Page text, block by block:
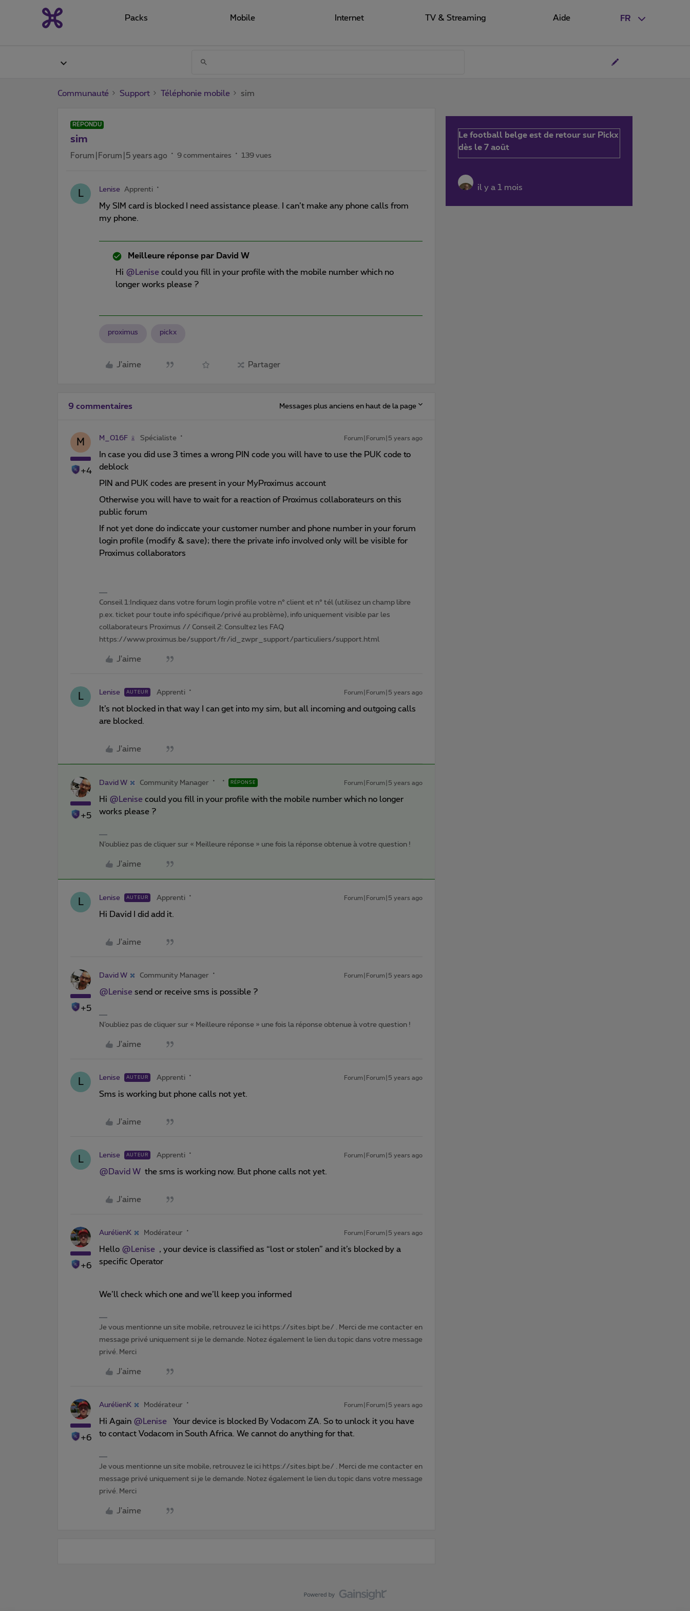
FR
Packs Mobile Internet TV & Streaming Aide
Communauté Support Téléphonie mobile sim
RÉPONDU
sim
Forum|Forum|5 years ago 9 commentaires 139 vues
L Lenise Apprenti
My SIM card is blocked I need assistance please. I can’t make any phone calls from
my phone.
Meilleure réponse par David W
Hi @Lenise could you fill in your profile with the mobile number which no
longer works please ?
proximus pickx
J'aime Partager
9 commentaires Messages plus anciens en haut de la page
M
+4
M_016F Spécialiste Forum|Forum|5 years ago
In case you did use 3 times a wrong PIN code you will have to use the PUK code to
deblock
PIN and PUK codes are present in your MyProximus account
Otherwise you will have to wait for a reaction of Proximus collaborateurs on this
public forum
If not yet done do indiccate your customer number and phone number in your forum
login profile (modify & save); there the private info involved only will be visible for
Proximus collaborators
Conseil 1:Indiquez dans votre forum login profile votre n° client et n° tél (utilisez un champ libre
p.ex. ticket pour toute info spécifique/privé au problème), info uniquement visible par les
collaborateurs Proximus // Conseil 2: Consultez les FAQ
https://www.proximus.be/support/fr/id_zwpr_support/particuliers/support.html
J'aime
L Lenise AUTEUR Apprenti Forum|Forum|5 years ago
It’s not blocked in that way I can get into my sim, but all incoming and outgoing calls
are blocked.
J'aime
+5
David W Community Manager RÉPONSE Forum|Forum|5 years ago
Hi @Lenise could you fill in your profile with the mobile number which no longer
works please ?
N’oubliez pas de cliquer sur « Meilleure réponse » une fois la réponse obtenue à votre question !
J'aime
L Lenise AUTEUR Apprenti Forum|Forum|5 years ago
Hi David I did add it.
J'aime
+5
David W Community Manager Forum|Forum|5 years ago
@Lenise send or receive sms is possible ?
N’oubliez pas de cliquer sur « Meilleure réponse » une fois la réponse obtenue à votre question !
J'aime
L Lenise AUTEUR Apprenti Forum|Forum|5 years ago
Sms is working but phone calls not yet.
J'aime
L Lenise AUTEUR Apprenti Forum|Forum|5 years ago
@David W the sms is working now. But phone calls not yet.
J'aime
+6
AurélienK Modérateur Forum|Forum|5 years ago
Hello @Lenise , your device is classified as “lost or stolen” and it’s blocked by a
specific Operator
We’ll check which one and we’ll keep you informed
Je vous mentionne un site mobile, retrouvez le ici https://sites.bipt.be/ . Merci de me contacter en
message privé uniquement si je le demande. Notez également le lien du topic dans votre message
privé. Merci
J'aime
+6
AurélienK Modérateur Forum|Forum|5 years ago
Hi Again @Lenise Your device is blocked By Vodacom ZA. So to unlock it you have
to contact Vodacom in South Africa. We cannot do anything for that.
Je vous mentionne un site mobile, retrouvez le ici https://sites.bipt.be/ . Merci de me contacter en
message privé uniquement si je le demande. Notez également le lien du topic dans votre message
privé. Merci
J'aime
Le football belge est de retour sur Pickx
dès le 7 août
il y a 1 mois